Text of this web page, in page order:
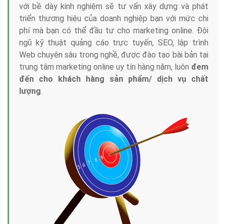
với bề dày kinh nghiệm sẽ tư vấn xây dựng và phát
triển thương hiệu của doanh nghiệp bạn với mức chi
phí mà bạn có thể đầu tư cho marketing online. Đội
ngũ kỹ thuật quảng cáo trực tuyến, SEO, lập trình
Web chuyên sâu trong nghề, được đào tạo bài bản tại
trung tâm marketing online uy tín hàng năm, luôn đem
đến cho khách hàng sản phẩm/ dịch vụ chất
lượng.